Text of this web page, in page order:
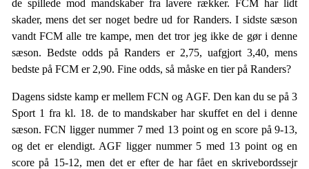
de spillede mod mandskaber fra lavere rækker. FCM har lidt
skader, mens det ser noget bedre ud for Randers. I sidste sæson
vandt FCM alle tre kampe, men det tror jeg ikke de gør i denne
sæson. Bedste odds på Randers er 2,75, uafgjort 3,40, mens
bedste på FCM er 2,90. Fine odds, så måske en tier på Randers?
Dagens sidste kamp er mellem FCN og AGF. Den kan du se på 3
Sport 1 fra kl. 18. de to mandskaber har skuffet en del i denne
sæson. FCN ligger nummer 7 med 13 point og en score på 9-13,
og det er elendigt. AGF ligger nummer 5 med 13 point og en
score på 15-12, men det er efter de har fået en skrivebordssejr